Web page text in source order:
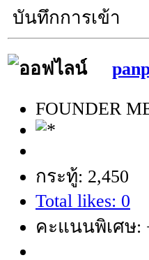
บันทึกการเข้า
FOUNDER
กระทู้: 2,450
Total likes: 0
คะแนนพิเศษ: